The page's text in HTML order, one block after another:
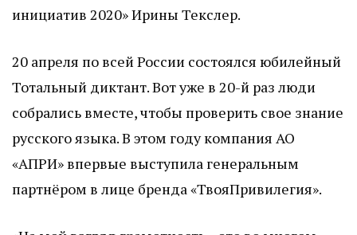
инициатив 2020» Ирины Текслер.
20 апреля по всей России состоялся юбилейный
Тотальный диктант. Вот уже в 20-й раз люди
собрались вместе, чтобы проверить свое знание
русского языка. В этом году компания АО
«АПРИ» впервые выступила генеральным
партнёром в лице бренда «ТвояПривилегия».